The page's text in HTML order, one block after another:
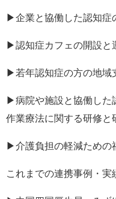
▶︎企業と協働した認知症
▶︎認知症カフェの開設と
▶︎若年認知症の方の地域
▶︎病院や施設と協働した
作業療法に関する研修と
▶︎介護負担の軽減ための
これまでの連携事例・実